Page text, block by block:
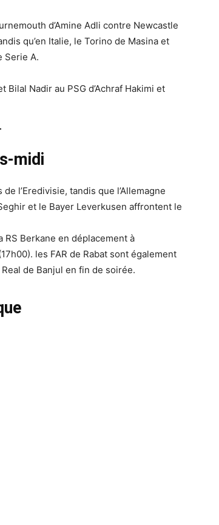
d’Amine Adli contre Newcastle
qu’en Italie, le Torino de Masina et
Serie A.
Nadir au PSG d’Achraf Hakimi et
midi
l’Eredivisie, tandis que l’Allemagne
et le Bayer Leverkusen affrontent le
RS Berkane en déplacement à
les FAR de Rabat sont également
de Banjul en fin de soirée.